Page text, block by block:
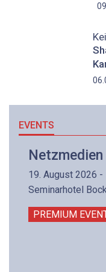
EVENTS
19. August 2026
Seminarhotel
PREMIUM